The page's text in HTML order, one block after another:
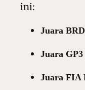
ini:
Juara
Juara GP3
Juara FIA